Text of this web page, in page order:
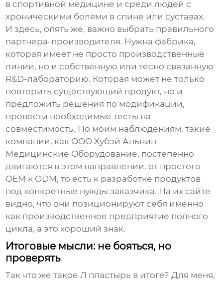
в спортивной медицине и среди людей с
хроническими болями в спине или суставах.
И здесь, опять же, важно выбрать правильного
партнера-производителя. Нужна фабрика,
которая имеет не просто производственные
линии, но и собственную или тесно связанную
R&D-лабораторию. Которая может не только
повторить существующий продукт, но и
предложить решения по модификации,
провести необходимые тесты на
совместимость. По моим наблюдениям, такие
компании, как ООО Хубэй Аньнин
Медицинские Оборудование, постепенно
двигаются в этом направлении, от простого
OEM к ODM, то есть к разработке продуктов
под конкретные нужды заказчика. На их сайте
видно, что они позиционируют себя именно
как производственное предприятие полного
цикла, а это хороший знак.
Итоговые мысли: не бояться, но
проверять
Так что же такоеЛ пластырь в итоге? Для меня,